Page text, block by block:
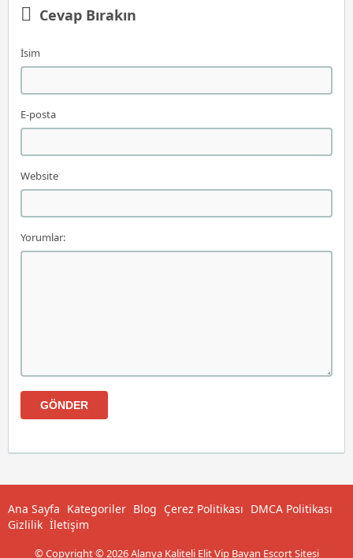
Cevap Bırakın
İsim
E-posta
Website
Yorumlar:
Ana Sayfa Kategoriler Blog Çerez Politikası DMCA Politikası
Gizlilik İletişim
© Copyright © 2026 Alanya Kaliteli Elit Vip Bayan Escort Sitesi